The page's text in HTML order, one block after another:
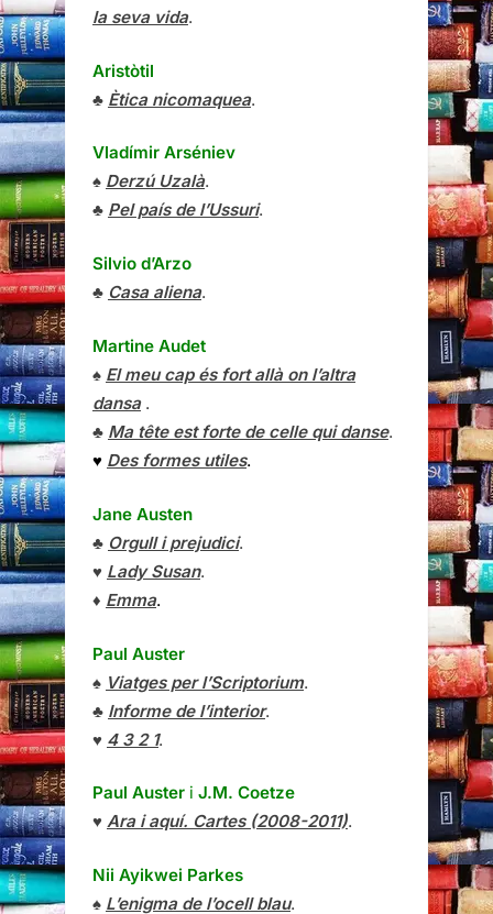
la seva vida.
Aristòtil
♣ Ètica nicomaquea.
Vladímir Arséniev
♠ Derzú Uzalà.
♣ Pel país de l’Ussuri.
Silvio d’Arzo
♣ Casa aliena.
Martine Audet
♠ El meu cap és fort allà on l’altra
dansa.
♣ Ma tête est forte de celle qui danse.
♥ Des formes utiles.
Jane Austen
♣ Orgull i prejudici.
♥ Lady Susan.
♦ Emma.
Paul Auster
♠ Viatges per l’Scriptorium.
♣ Informe de l’interior.
♥ 4 3 2 1.
Paul Auster i J.M. Coetze
♥ Ara i aquí. Cartes (2008-2011).
Nii Ayikwei Parkes
♠ L’enigma de l’ocell blau.